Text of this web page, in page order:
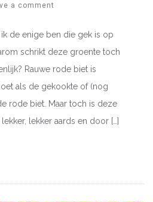
a comment
de enige ben die gek is op
schrikt deze groente toch
Rauwe rode biet is
als de gekookte of (nog
rode biet. Maar toch is deze
lekker aards en door […]